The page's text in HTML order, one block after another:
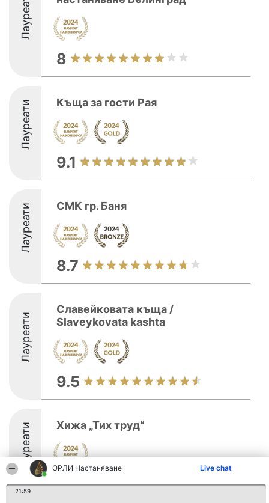
ОРЛИ Настаняване Live chat
21:59
Лауреати
8
Лауреати Къща за гости Рая
9.1
Лауреати СМК гр. Баня
8.7
Лауреати
Славейковата къща /
Slaveykovata kashta
9.5
Лауреати Хижа „Тих труд“
8.1